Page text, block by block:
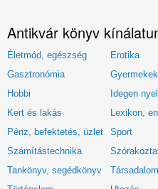
Antikvár könyv
Életmód, egészség Erotika
Gasztronómia
Hobbi
Idegen
Kert és lakás
Lexikon,
Pénz, befektetés, üzlet
Sport
Számítástechnika
Tankönyv, segédkönyv